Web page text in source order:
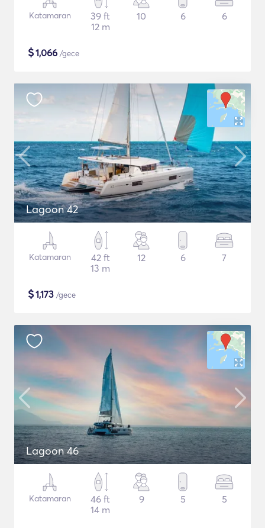
Katamaran
39 ft
12 m
10 6 6
$1,066 /gece
Lagoon 42
Katamaran
42 ft
13 m
12 6 7
$1,173 /gece
Lagoon 46
Katamaran
46 ft
14 m
9 5 5